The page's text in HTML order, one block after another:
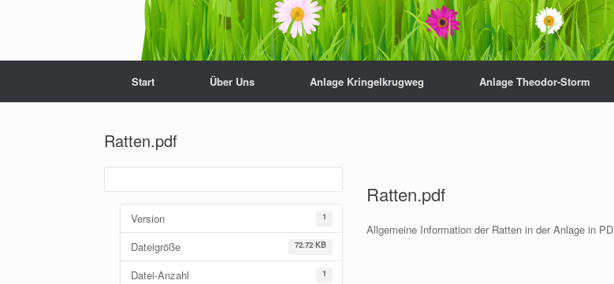
Start Über Uns Anlage Kringelkrugweg Anlage Theodor-Storm
Ratten.pdf
Version 1
Dateigröße 72.72 KB
Datei-Anzahl 1
Ratten.pdf
Allgemeine Information der Ratten in der Anlage in